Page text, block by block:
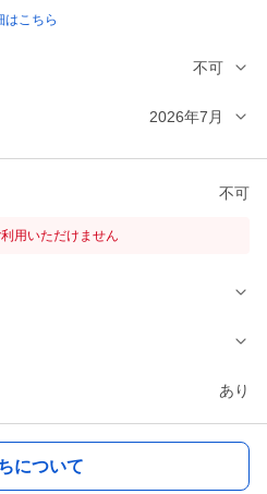
こちら
不可
2026年7月
不可
用いただけません
あり
について